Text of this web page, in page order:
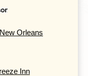
Orleans
Inn